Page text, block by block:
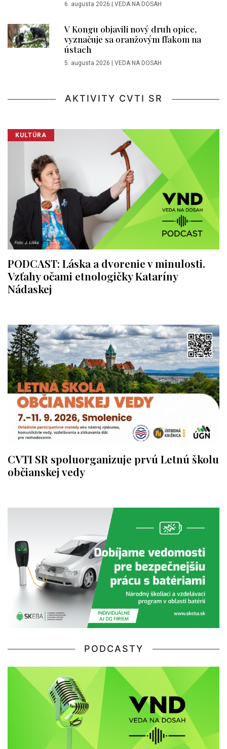
6. augusta 2026 VEDA NA DOSAH
V Kongu objavili nový druh opice,
vyznačuje sa oranžovým fľakom na
ústach
5. augusta 2026 VEDA NA DOSAH
AKTIVITY CVTI SR
KULTÚRA
PODCAST: Láska a dvorenie v minulosti.
Vzťahy očami etnologičky Kataríny
Nádaskej
CVTI SR spoluorganizuje prvú Letnú školu
občianskej vedy
PODCASTY